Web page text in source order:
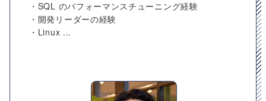
・SQL のパフォーマンスチューニング経験
・開発リーダーの経験
・Linux ...